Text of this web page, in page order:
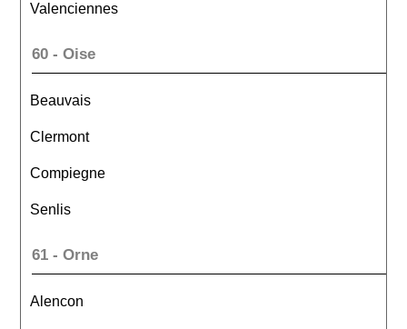
Valenciennes
60 - Oise
Beauvais
Clermont
Compiegne
Senlis
61 - Orne
Alencon